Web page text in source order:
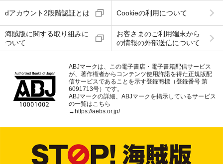
dアカウント2段階認証とは Cookieの利用について
海賊版に関する取り組みに
ついて
お客さまのご利用端末から
の情報の外部送信について
ABJマークは、この電子書店・電子書籍配信サービス
が、著作権者からコンテンツ使用許諾を得た正規版配
信サービスであることを示す登録商標（登録番号 第
6091713号）です。
ABJマークの詳細、ABJマークを掲示しているサービス
の一覧はこちら
→ https://aebs.or.jp/